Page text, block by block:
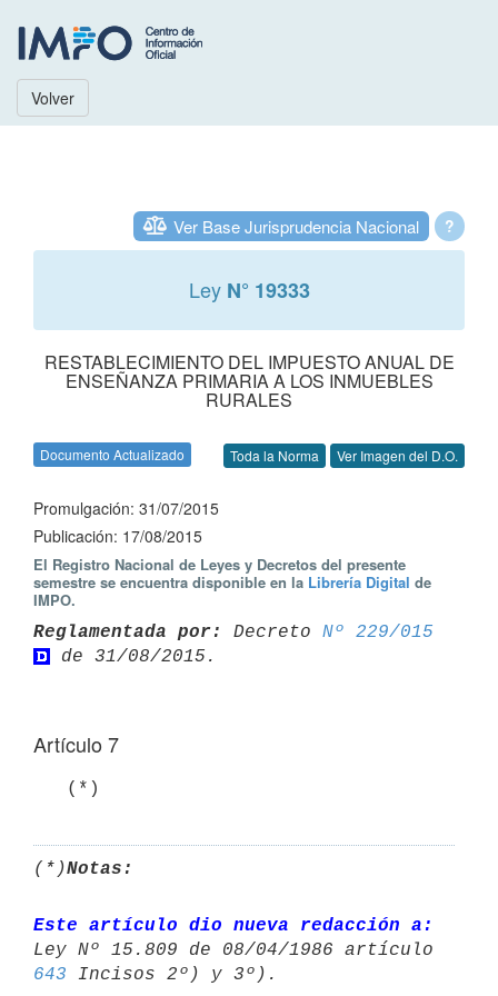
Volver
?
Ver Base Jurisprudencia Nacional
Ley N° 19333
RESTABLECIMIENTO DEL IMPUESTO ANUAL DE
ENSEÑANZA PRIMARIA A LOS INMUEBLES
RURALES
Documento Actualizado Toda la Norma Ver Imagen del D.O.
Promulgación: 31/07/2015
Publicación: 17/08/2015
El Registro Nacional de Leyes y Decretos del presente
semestre se encuentra disponible en la Librería Digital de
IMPO.
Reglamentada por: Decreto Nº 229/015
Artículo 7
(*)Notas:
Este artículo dio nueva redacción a:
643